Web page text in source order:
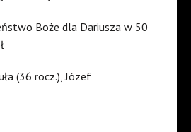
Boże dla Dariusza w 50
(36 rocz.), Józef